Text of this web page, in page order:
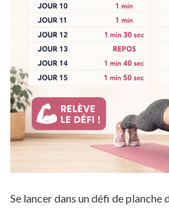
Se lancer dans un défi de